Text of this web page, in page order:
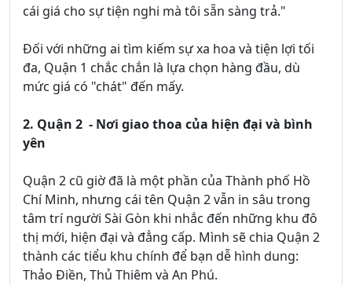
cái giá cho sự tiện nghi mà tôi sẵn sàng trả."
Đối với những ai tìm kiếm sự xa hoa và tiện lợi tối
đa, Quận 1 chắc chắn là lựa chọn hàng đầu, dù
mức giá có "chát" đến mấy.
2. Quận 2 - Nơi giao thoa của hiện đại và bình
yên
Quận 2 cũ giờ đã là một phần của Thành phố Hồ
Chí Minh, nhưng cái tên Quận 2 vẫn in sâu trong
tâm trí người Sài Gòn khi nhắc đến những khu đô
thị mới, hiện đại và đẳng cấp. Mình sẽ chia Quận 2
thành các tiểu khu chính để bạn dễ hình dung:
Thảo Điền, Thủ Thiêm và An Phú.